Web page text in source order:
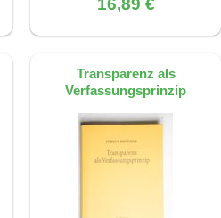
16,89 €
Transparenz als
Verfassungsprinzip